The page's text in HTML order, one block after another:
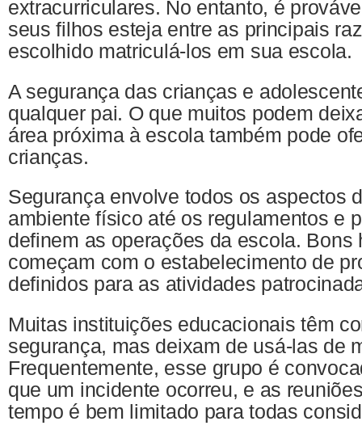
extracurriculares. No entanto, é
seus filhos esteja entre as principais
escolhido matriculá-los em sua escola.
A segurança das crianças e
qualquer pai. O que muitos podem
área próxima à escola também pode
crianças.
Segurança envolve todos os aspectos
ambiente físico até os regulamentos e
definem as operações da escola. Bons
começam com o estabelecimento de
definidos para as atividades
Muitas instituições educacionais têm
segurança, mas deixam de usá-las de
Frequentemente, esse grupo é
que um incidente ocorreu, e as
tempo é bem limitado para todas